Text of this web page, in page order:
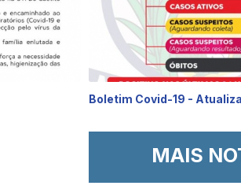
Boletim Covid-19 -
MAIS